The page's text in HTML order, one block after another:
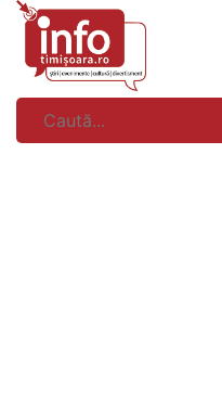
Skip
content